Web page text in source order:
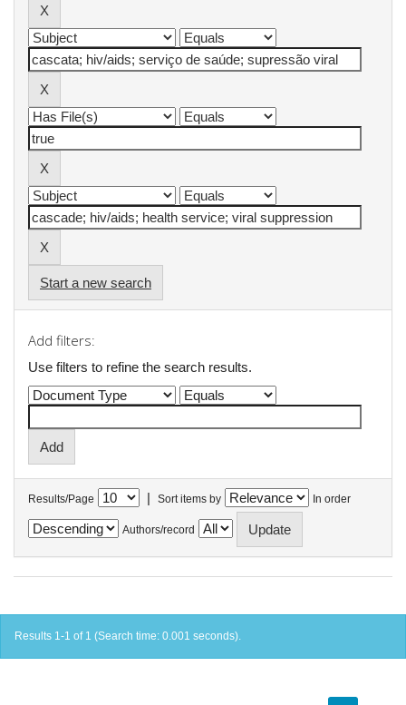
Start a new search
Add filters:
Use filters to refine the search results.
Results/Page | Sort items by In order
Authors/record
Results 1-1 of 1 (Search time: 0.001 seconds).